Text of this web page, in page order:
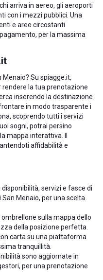
arriva in aereo, gli aeroporti
con i mezzi pubblici. Una
e aree circostanti
per la massima
Su spiagge.it,
la tua prenotazione
inserendo la destinazione
in modo trasparente i
scoprendo tutti i servizi
sogni, potrai persino
mappa interattiva. Il
affidabilità e
servizi e fasce di
Menaio, per una scelta
sulla mappa dello
della posizione perfetta.
carta su una piattaforma
tranquillità.
sono aggiornate in
per una prenotazione